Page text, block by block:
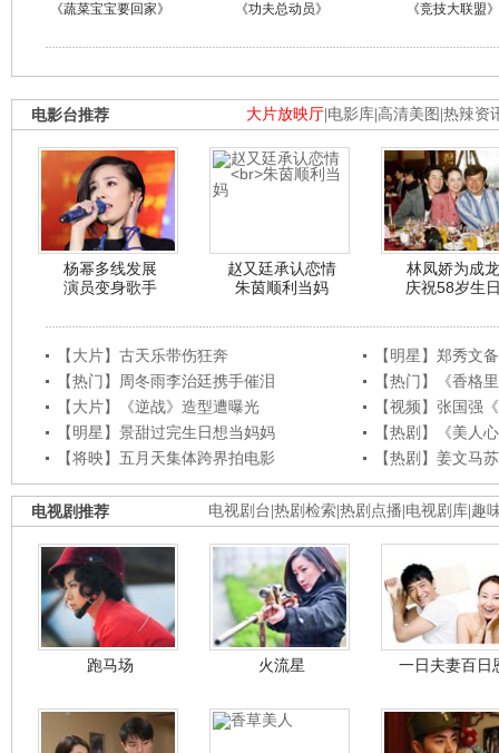
《蔬菜宝宝要回家》 《功夫总动员》 《竞技大联盟》
大片放映厅 电影库 高清美图 热辣资
电影台推荐
杨幂多线发展
演员变身歌手
赵又廷承认恋情
朱茵顺利当妈
林凤娇为成龙
庆祝58岁生
【大片】古天乐带伤狂奔
【明星】郑秀文
【热门】周冬雨李治廷携手催泪
【热门】《香格
【大片】《逆战》造型遭曝光
【视频】张国强
【明星】景甜过完生日想当妈妈
【热剧】《美人
【将映】五月天集体跨界拍电影
【热剧】姜文马
电视剧台 热剧检索 热剧点播 电视剧库 趣
电视剧推荐
跑马场 火流星 一日夫妻百日